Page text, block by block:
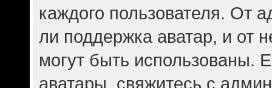
каждого пользователя. От
ли поддержка аватар, и от
могут быть использованы.
аватары, свяжитесь с